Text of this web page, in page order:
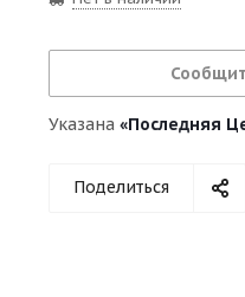
Указана «Последняя
Поделиться